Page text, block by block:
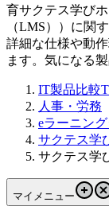
育サクテス学び
（LMS）
）に関
詳細な仕様や動
ます。気になる
IT製品比較
人事・労務
eラーニン
サクテス学
サクテス学
マイメニュー